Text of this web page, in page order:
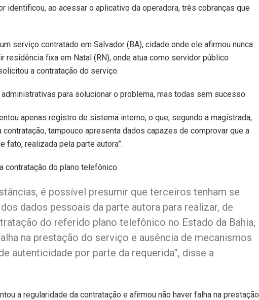
identificou, ao acessar o aplicativo da operadora, três cobranças que
serviço contratado em Salvador (BA), cidade onde ele afirmou nunca
residência fixa em Natal (RN), onde atua como servidor público
a contratação do serviço.
para solucionar o problema, mas todas sem sucesso.
apenas registro de sistema interno, o que, segundo a magistrada,
contratação, tampouco apresenta dados capazes de comprovar que a
fato, realizada pela parte autora”.
contratação do plano telefônico.
é possível presumir que terceiros tenham se
dados pessoais da parte autora para realizar, de
do referido plano telefônico no Estado da Bahia,
na prestação do serviço e ausência de mecanismos
autenticidade por parte da requerida”, disse a
a regularidade da contratação e afirmou não haver falha na prestação